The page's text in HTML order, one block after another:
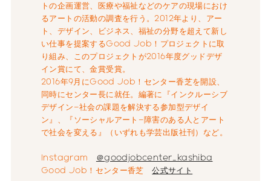
トの企画運営、医療や福祉などのケアの現場におけ
るアートの活動の調査を行う。2012年より、アー
ト、デザイン、ビジネス、福祉の分野を超えて新し
い仕事を提案するGood Job！プロジェクトに取
り組み、このプロジェクトが2016年度グッドデザ
イン賞にて、金賞受賞。
2016年9月にGood Job！センター香芝を開設、
同時にセンター長に就任。編著に『インクルーシブ
デザイン−社会の課題を解決する参加型デザイ
ン』、『ソーシャルアート−障害のある人とアート
で社会を変える』（いずれも学芸出版社刊）など。
Instagram ＠goodjobcenter_kashiba
Good Job！センター香芝公式サイト